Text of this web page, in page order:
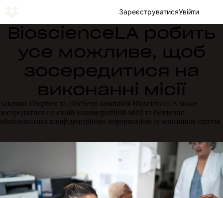
ЗареєструватисяУвійти
BioscienceLA робить
усе можливе, щоб
зосередитися на
виконанні місії
Завдяки Dropbox та DocSend компанія BioscienceLA може
зосередитися на своїй некомерційній місії та безпечно
обмінюватися конфіденційною інформацією із зовнішнім світом.